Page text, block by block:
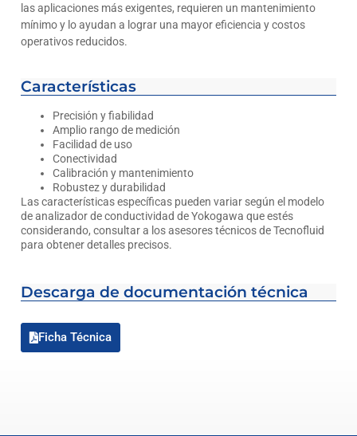
las aplicaciones más exigentes, requieren un mantenimiento
mínimo y lo ayudan a lograr una mayor eficiencia y costos
operativos reducidos.
Características
Precisión y fiabilidad
Amplio rango de medición
Facilidad de uso
Conectividad
Calibración y mantenimiento
Robustez y durabilidad
Las características específicas pueden variar según el modelo
de analizador de conductividad de Yokogawa que estés
considerando, consultar a los asesores técnicos de Tecnofluid
para obtener detalles precisos.
Descarga de documentación técnica
Ficha Técnica